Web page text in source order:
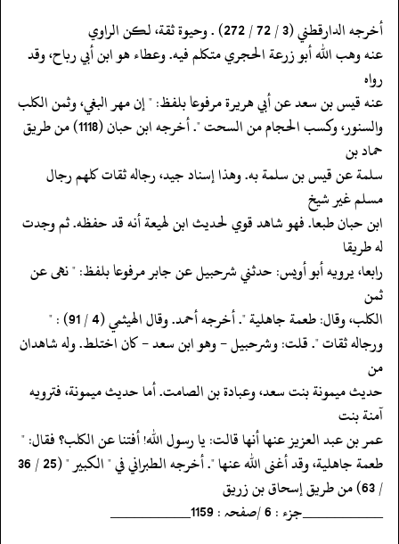
‏‏‏‏أخرجه الدارقطني (3 / 72 / 272) . وحيوة ثقة، لكن الراوي
‏‏‏‏عنه وهب الله أبو زرعة الحجري متكلم فيه. وعطاء هو ابن أبي رباح، وقد
رواه
‏‏‏‏عنه قيس بن سعد عن أبي هريرة مرفوعا بلفظ: " إن مهر البغي، وثمن الكلب
‏‏‏‏والسنور، وكسب الحجام من السحت ". أخرجه ابن حبان (1118) من طريق
حماد بن
‏‏‏‏سلمة عن قيس بن سلمة به. وهذا إسناد جيد، رجاله ثقات كلهم رجال
مسلم غير شيخ
‏‏‏‏ابن حبان طبعا. فهو شاهد قوي لحديث ابن لهيعة أنه قد حفظه. ثم وجدت
له طريقا
‏‏‏‏رابعا، يرويه أبو أويس: حدثني شرحبيل عن جابر مرفوعا بلفظ: " نهى عن
ثمن
‏‏‏‏الكلب، وقال: طعمة جاهلية ". أخرجه أحمد. وقال الهيثمي (4 / 91) : "
‏‏‏‏ورجاله ثقات ". قلت: وشرحبيل - وهو ابن سعد - كان اختلط. وله شاهدان
من
‏‏‏‏حديث ميمونة بنت سعد، وعبادة بن الصامت. أما حديث ميمونة، فترويه
آمنة بنت
‏‏‏‏عمر بن عبد العزيز عنها أنها قالت: يا رسول الله! أفتنا عن الكلب؟ فقال: "
‏‏‏‏طعمة جاهلية، وقد أغنى الله عنها ". أخرجه الطبراني في " الكبير " (25 / 36
‏‏‏‏/ 63) من طريق إسحاق بن زريق
‏‏‏‏__________جزء : 6 /صفحہ : 1159__________